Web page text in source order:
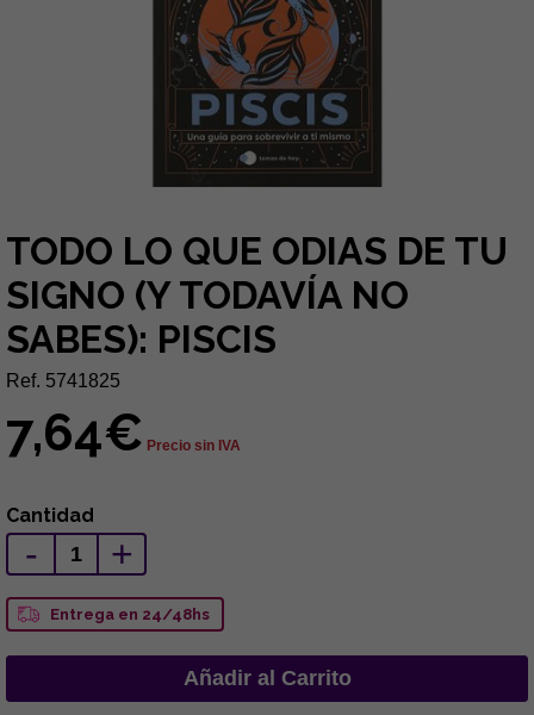
TODO LO QUE ODIAS DE TU
SIGNO (Y TODAVÍA NO
SABES): PISCIS
Ref. 5741825
7,64€ Precio sin IVA
Cantidad
- +
Entrega en 24/48hs